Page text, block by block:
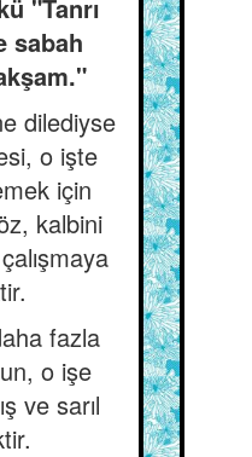
"Tanrı
sabah
dilediyse
o işte
için
kalbini
fazla
o işe
ve sarıl